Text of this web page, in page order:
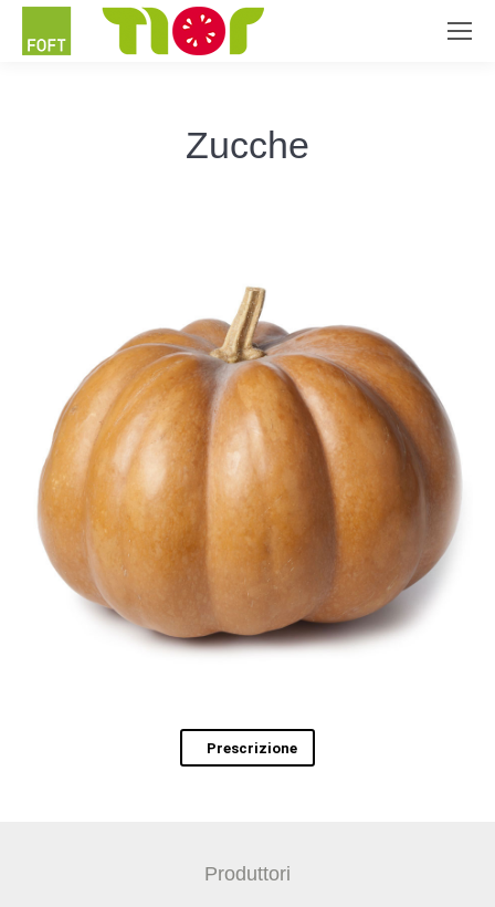
Zucche
Prescrizione
Produttori